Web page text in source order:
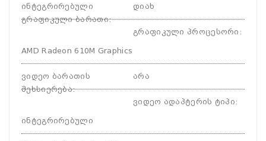
ინტეგრირებული
გრაფიკული ბარათი:
დიახ
გრაფიკული პროცესორი :
AMD Radeon 610M Graphics
ვიდეო ბარათის
მეხსიერება:
არა
ვიდეო ადაპტერის ტიპი:
ინტეგრირებული